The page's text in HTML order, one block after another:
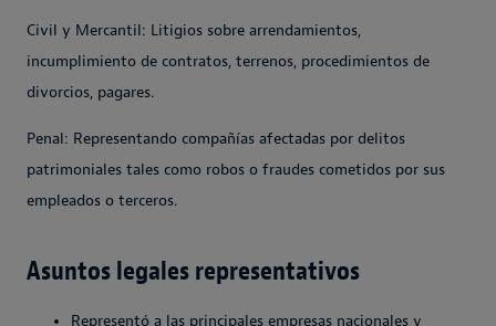
Civil y Mercantil: Litigios sobre arrendamientos,
incumplimiento de contratos, terrenos, procedimientos de
divorcios, pagares.
Penal: Representando compañías afectadas por delitos
patrimoniales tales como robos o fraudes cometidos por sus
empleados o terceros.
Asuntos legales representativos
Representó a las principales empresas nacionales y